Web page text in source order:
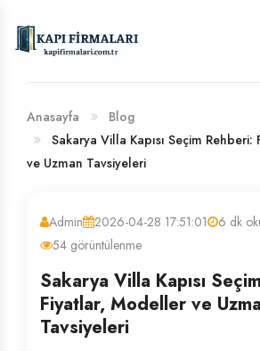
BANKA HESAP NUMARALARIMIZ
Anasayfa
Blog
Sakarya Villa Kapısı Seçim
ve Uzman Tavsiyeleri
Admin 2026-04-28 17:51:01
6 dk
54 görüntülenme
Sakarya Villa Kapısı
Fiyatlar, Modeller ve
Tavsiyeleri